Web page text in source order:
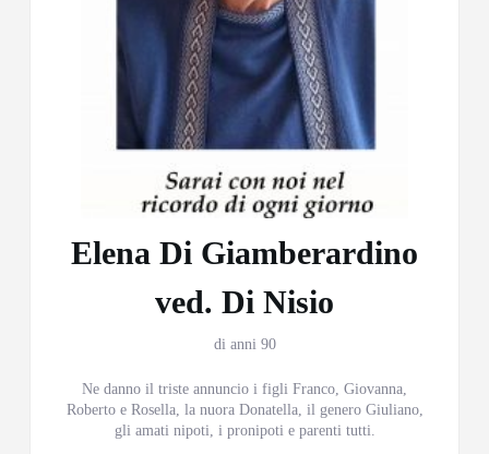
Elena Di Giamberardino
ved. Di Nisio
di anni 90
Ne danno il triste annuncio i figli Franco, Giovanna,
Roberto e Rosella, la nuora Donatella, il genero Giuliano,
gli amati nipoti, i pronipoti e parenti tutti.